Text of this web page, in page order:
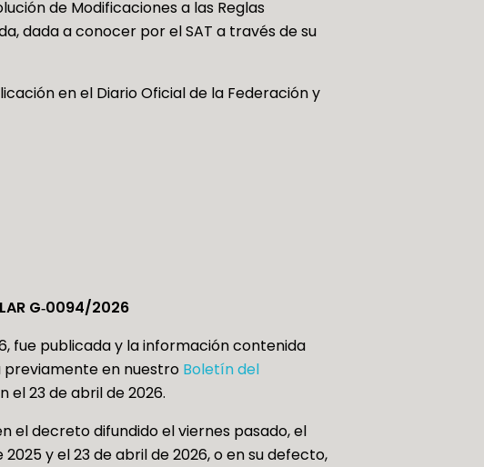
de Modificaciones a las Reglas
dada a conocer por el SAT a través de su
en el Diario Oficial de la Federación y
G‑0094/2026
fue publicada y la información contenida
previamente en nuestro Boletín del
el 23 de abril de 2026.
el decreto difundido el viernes pasado, el
y el 23 de abril de 2026, o en su defecto,